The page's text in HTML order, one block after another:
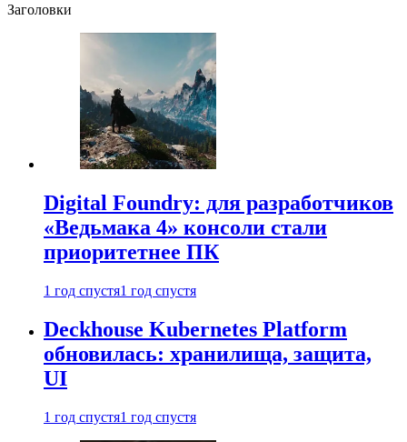
Заголовки
Digital Foundry: для разработчиков
«Ведьмака 4» консоли стали
приоритетнее ПК
1 год спустя1 год спустя
Deckhouse Kubernetes Platform
обновилась: хранилища, защита,
UI
1 год спустя1 год спустя